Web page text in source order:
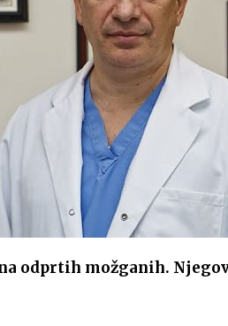
odprtih možganih.